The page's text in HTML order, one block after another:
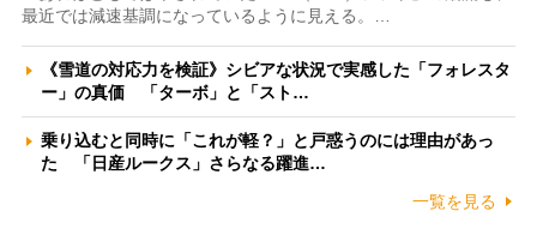
最近では減速基調になっているように見える。…
《雪道の対応力を検証》シビアな状況で実感した「フォレスタ
ー」の真価 「ターボ」と「スト…
乗り込むと同時に「これが軽？」と戸惑うのには理由があっ
た 「日産ルークス」さらなる躍進…
一覧を見る